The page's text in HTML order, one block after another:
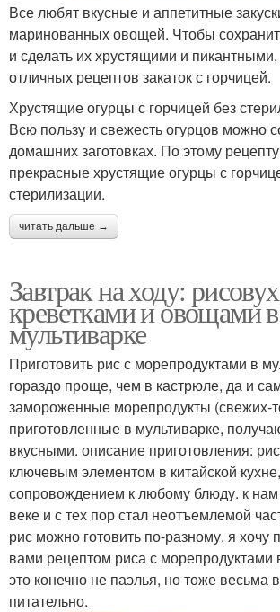
Все любят вкусные и аппетитные
маринованных овощей. Чтобы
и сделать их хрустящими и
отличных рецептов закаток с горчицей.
Хрустящие огурцы с горчицей без
Всю пользу и свежесть огурцов можно
домашних заготовках. По этому
прекрасные хрустящие огурцы с
стерилизации.
читать дальше →
Завтрак на ходу:
креветками и овощами в
мультиварке
Приготовить рис с морепродуктами в
гораздо проще, чем в кастрюле, да и
замороженные морепродукты (свежих-
приготовленные в мультиварке,
вкусными. описание приготовления:
ключевым элементом в китайской кухне,
сопровождением к любому блюду. к
веке и с тех пор стал неотъемлемой
рис можно готовить по-разному. я хочу
вами рецептом риса с морепродуктами
это конечно не паэлья, но тоже весьма
питательно.